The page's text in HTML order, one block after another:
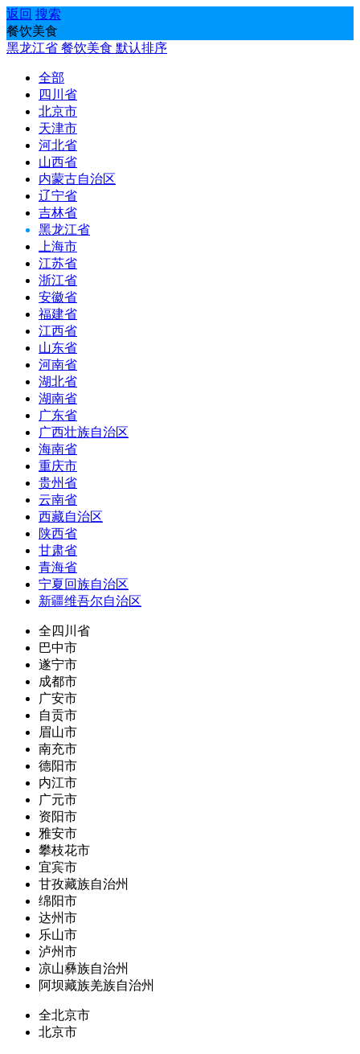
返回 搜索
餐饮美食
黑龙江省 餐饮美食 默认排序
全部
四川省
北京市
天津市
河北省
山西省
内蒙古自治区
辽宁省
吉林省
黑龙江省
上海市
江苏省
浙江省
安徽省
福建省
江西省
山东省
河南省
湖北省
湖南省
广东省
广西壮族自治区
海南省
重庆市
贵州省
云南省
西藏自治区
陕西省
甘肃省
青海省
宁夏回族自治区
新疆维吾尔自治区
全四川省
巴中市
遂宁市
成都市
广安市
自贡市
眉山市
南充市
德阳市
内江市
广元市
资阳市
雅安市
攀枝花市
宜宾市
甘孜藏族自治州
绵阳市
达州市
乐山市
泸州市
凉山彝族自治州
阿坝藏族羌族自治州
全北京市
北京市